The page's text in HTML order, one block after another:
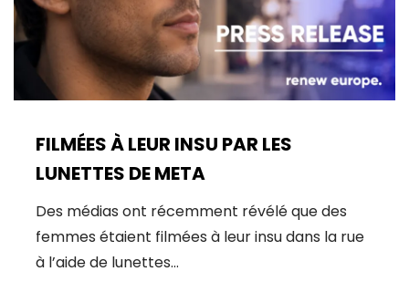
FILMÉES À LEUR INSU PAR LES
LUNETTES DE META
Des médias ont récemment révélé que des
femmes étaient filmées à leur insu dans la rue
à l’aide de lunettes…